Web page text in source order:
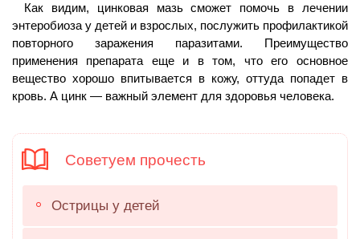
Как видим, цинковая мазь сможет помочь в лечении
энтеробиоза у детей и взрослых, послужить профилактикой
повторного заражения паразитами. Преимущество
применения препарата еще и в том, что его основное
вещество хорошо впитывается в кожу, оттуда попадет в
кровь. А цинк — важный элемент для здоровья человека.
Советуем прочесть
Острицы у детей